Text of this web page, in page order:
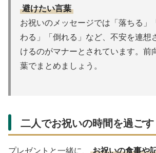
避けたい言葉
お祝いのメッセージでは「落ちる」
わる」「倒れる」など、不安を連想
けるのがマナーとされています。前
葉でまとめましょう。
二人でお祝いの時間を過ごす
プレゼントと一緒に、 お祝いの食事や